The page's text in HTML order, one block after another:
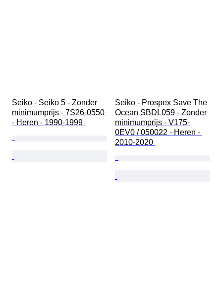
Seiko - Seiko 5 - Zonder
minimumprijs - 7S26-0550
- Heren - 1990-1999
Seiko - Prospex Save The
Ocean SBDL059 - Zonder
minimumprijs - V175-
0EV0 / 050022 - Heren -
2010-2020